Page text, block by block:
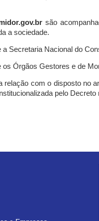
são
a sociedade.
Secretaria Nacional do
Órgãos Gestores e de
relação com o disposto no
pelo Decreto